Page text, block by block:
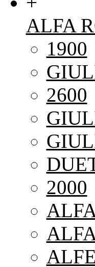
ALFA
1900
2600
2000